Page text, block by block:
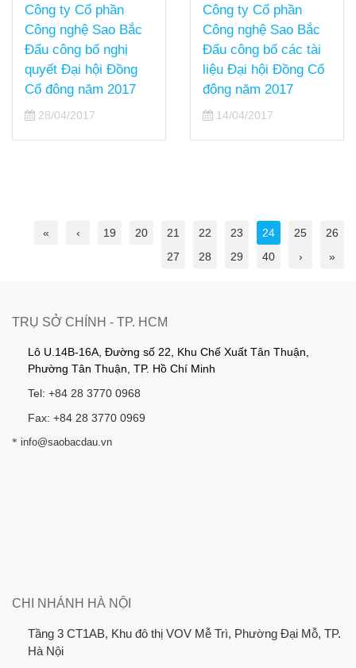
Công ty Cổ phần
Công nghệ Sao Bắc
Đẩu công bố nghị
quyết Đại hội Đồng
Cổ đông năm 2017
28/04/2017
Công ty Cổ phần
Công nghệ Sao Bắc
Đẩu công bố các tài
liệu Đại hội Đồng Cổ
đông năm 2017
14/04/2017
« ‹ 19 20 21 22 23 24 25
26
27
28 29 40 › »
TRỤ SỞ CHÍNH - TP. HCM
Lô U.14B-16A, Đường số 22, Khu Chế Xuất Tân Thuận,
Phường Tân Thuận, TP. Hồ Chí Minh
Tel: +84 28 3770 0968
Fax: +84 28 3770 0969
* info@saobacdau.vn
CHI NHÁNH HÀ NỘI
Tầng 3 CT1AB, Khu đô thị VOV Mễ Trì, Phường Đại Mỗ, TP.
Hà Nội